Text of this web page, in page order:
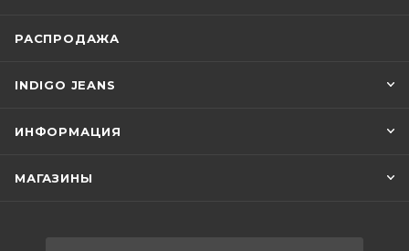
РАСПРОДАЖА
INDIGO JEANS
ИНФОРМАЦИЯ
МАГАЗИНЫ